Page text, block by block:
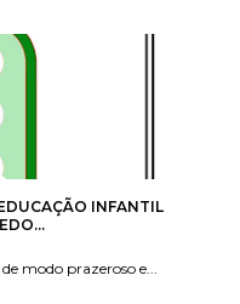
INFANTIL
modo prazeroso e...